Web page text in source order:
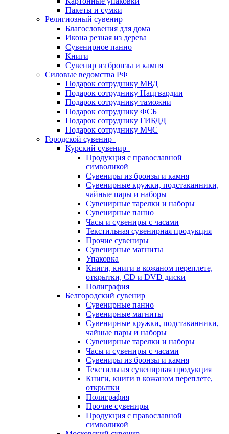
Пакеты и сумки
Религиозный сувенир
Благословения для дома
Икона резная из дерева
Сувенирное панно
Книги
Сувенир из бронзы и камня
Силовые ведомства РФ
Подарок сотруднику МВД
Подарок сотруднику Нацгвардии
Подарок сотруднику таможни
Подарок сотруднику ФСБ
Подарок сотруднику ГИБДД
Подарок сотруднику МЧС
Городской сувенир
Курский сувенир
Продукция с православной
символикой
Сувениры из бронзы и камня
Сувенирные кружки, подстаканники,
чайные пары и наборы
Сувенирные тарелки и наборы
Сувенирные панно
Часы и сувениры с часами
Текстильная сувенирная продукция
Прочие сувениры
Сувенирные магниты
Упаковка
Книги, книги в кожаном переплете,
открытки, CD и DVD диски
Полиграфия
Белгородский сувенир
Сувенирные панно
Сувенирные магниты
Сувенирные кружки, подстаканники,
чайные пары и наборы
Сувенирные тарелки и наборы
Часы и сувениры с часами
Сувениры из бронзы и камня
Текстильная сувенирная продукция
Книги, книги в кожаном переплете,
открытки
Полиграфия
Прочие сувениры
Продукция с православной
символикой